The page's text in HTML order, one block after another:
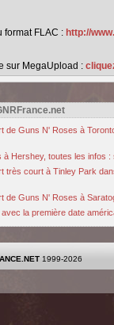
format FLAC : http://
sur MegaUpload :
de Guns N' Roses à
Hershey, toutes les infos :
court à Tinley Park
de Guns N' Roses à
la première date
1999-2026